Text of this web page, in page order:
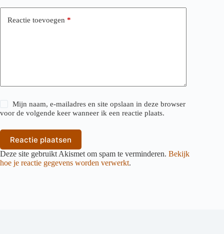
Reactie toevoegen *
Mijn naam, e-mailadres en site opslaan in deze browser
voor de volgende keer wanneer ik een reactie plaats.
Reactie plaatsen
Deze site gebruikt Akismet om spam te verminderen. Bekijk
hoe je reactie gegevens worden verwerkt.